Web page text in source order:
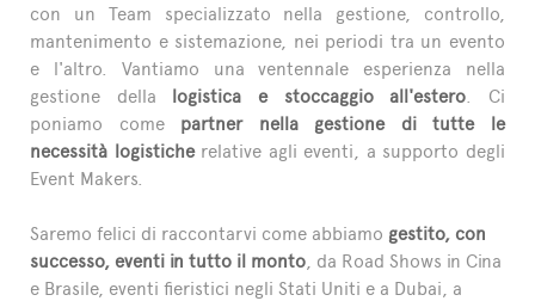
con un Team specializzato nella gestione, controllo,
mantenimento e sistemazione, nei periodi tra un evento
e l'altro. Vantiamo una ventennale esperienza nella
gestione della logistica e stoccaggio all'estero. Ci
poniamo come partner nella gestione di tutte le
necessità logisticherelative agli eventi, a supporto degli
Event Makers.
Saremo felici di raccontarvi come abbiamo gestito, con
successo, eventi in tutto il monto, da Road Shows in Cina
e Brasile, eventi fieristici negli Stati Uniti e a Dubai, a